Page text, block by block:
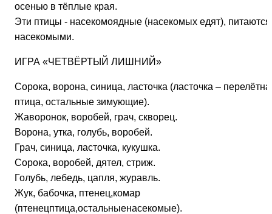
осенью в тёплые края.
Эти птицы - насекомоядные (насекомых едят), питаются
насекомыми.
ИГРА «ЧЕТВЁРТЫЙ ЛИШНИЙ»
Сорока, ворона, синица, ласточка (ласточка –
птица, остальные зимующие).
Жаворонок, воробей, грач, скворец.
Ворона, утка, голубь, воробей.
Грач, синица, ласточка, кукушка.
Сорока, воробей, дятел, стриж.
Голубь, лебедь, цапля, журавль.
Жук, бабочка, птенец,комар
(птенецптица,остальныенасекомые).